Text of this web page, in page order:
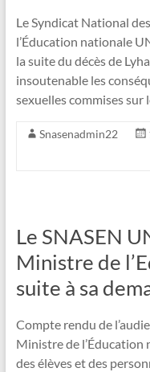
Le Syndicat National
l’Éducation nationale
la suite du décès de
insoutenable les
sexuelles commises sur
Snasenadmin22
Le SNASEN
Ministre de
suite à sa
Compte rendu de
Ministre de l’Éducation
des élèves et des